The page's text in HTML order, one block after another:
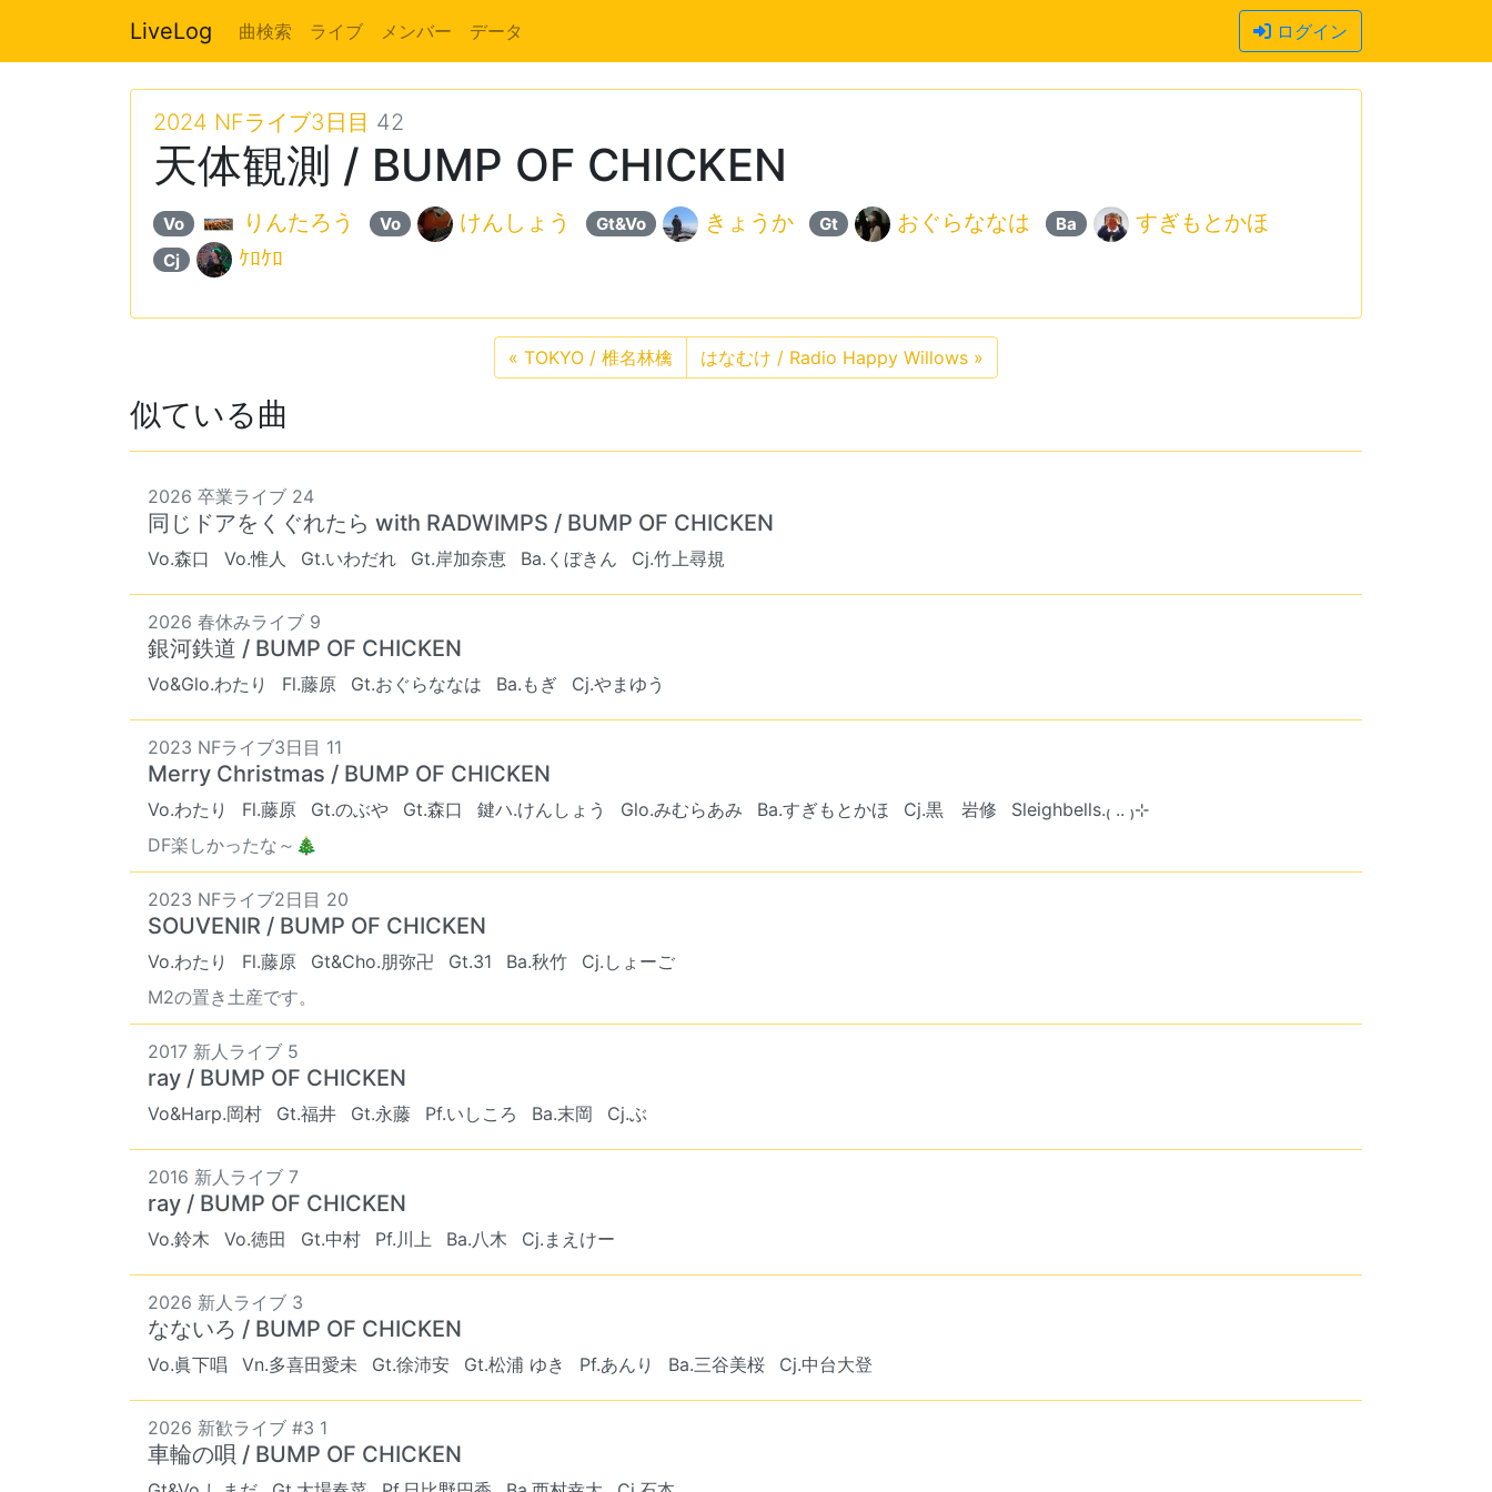
LiveLog 曲検索 ライブ メンバー データ ログイン
2024 NFライブ3日目 42
天体観測 / BUMP OF CHICKEN
Vo りんたろう Vo けんしょう Gt&Vo きょうか Gt おぐらななは Ba すぎもとかほ
Cj ｹﾛｹﾛ
« TOKYO / 椎名林檎 はなむけ / Radio Happy Willows »
似ている曲
2026 卒業ライブ 24
同じドアをくぐれたら with RADWIMPS / BUMP OF CHICKEN
Vo.森口 Vo.惟人 Gt.いわだれ Gt.岸加奈恵 Ba.くぼきん Cj.竹上尋規
2026 春休みライブ 9
銀河鉄道 / BUMP OF CHICKEN
Vo&Glo.わたり Fl.藤原 Gt.おぐらななは Ba.もぎ Cj.やまゆう
2023 NFライブ3日目 11
Merry Christmas / BUMP OF CHICKEN
Vo.わたり Fl.藤原 Gt.のぶや Gt.森口 鍵ハ.けんしょう Glo.みむらあみ Ba.すぎもとかほ Cj.黒 岩修
Sleighbells.₍ .. ₎⊹
DF楽しかったな～🎄
2023 NFライブ2日目 20
SOUVENIR / BUMP OF CHICKEN
Vo.わたり Fl.藤原 Gt&Cho.朋弥卍 Gt.31 Ba.秋竹
Cj.しょーご
M2の置き土産です。
2017 新人ライブ 5
ray / BUMP OF CHICKEN
Vo&Harp.岡村 Gt.福井 Gt.永藤 Pf.いしころ Ba.末岡 Cj.ぶ
2016 新人ライブ 7
ray / BUMP OF CHICKEN
Vo.鈴木 Vo.徳田 Gt.中村 Pf.川上 Ba.八木 Cj.まえけー
2026 新人ライブ 3
なないろ / BUMP OF CHICKEN
Vo.眞下唱 Vn.多喜田愛未 Gt.徐沛安 Gt.松浦 ゆき Pf.あんり Ba.三谷美桜 Cj.中台大登
2026 新歓ライブ #3 1
車輪の唄 / BUMP OF CHICKEN